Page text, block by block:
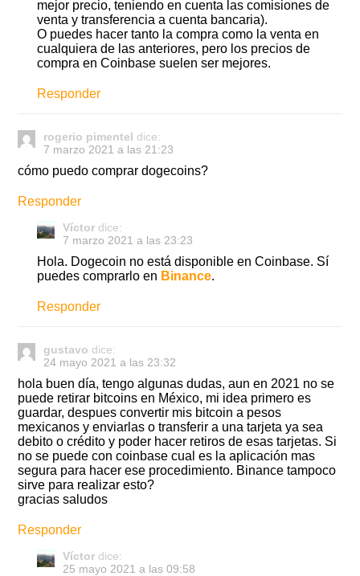
mejor precio, teniendo en cuenta las comisiones de
venta y transferencia a cuenta bancaria).
O puedes hacer tanto la compra como la venta en
cualquiera de las anteriores, pero los precios de
compra en Coinbase suelen ser mejores.
Responder
rogerio pimentel dice:
7 marzo 2021 a las 21:23
cómo puedo comprar dogecoins?
Responder
Víctor dice:
7 marzo 2021 a las 23:23
Hola. Dogecoin no está disponible en Coinbase. Sí
puedes comprarlo en Binance.
Responder
gustavo dice:
24 mayo 2021 a las 23:32
hola buen día, tengo algunas dudas, aun en 2021 no se
puede retirar bitcoins en México, mi idea primero es
guardar, despues convertir mis bitcoin a pesos
mexicanos y enviarlas o transferir a una tarjeta ya sea
debito o crédito y poder hacer retiros de esas tarjetas. Si
no se puede con coinbase cual es la aplicación mas
segura para hacer ese procedimiento. Binance tampoco
sirve para realizar esto?
gracias saludos
Responder
Víctor dice:
25 mayo 2021 a las 09:58